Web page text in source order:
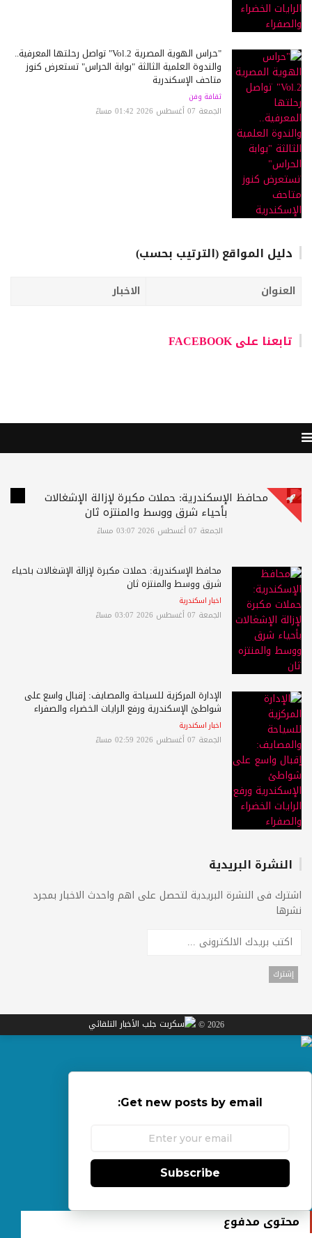
"حراس الهوية المصرية Vol.2" تواصل رحلتها المعرفية..
والندوة العلمية الثالثة "بوابة الحراس" تستعرض كنوز
متاحف الإسكندرية
ثقافة وفن
الجمعة 07 أغسطس 2026 01:42 مساءً
دليل المواقع (الترتيب بحسب)
العنوان الاخبار
تابعنا على FACEBOOK
محافظ الإسكندرية: حملات مكبرة لإزالة الإشغالات
بأحياء شرق ووسط والمنتزه ثان
الجمعة 07 أغسطس 2026 03:07 مساءً
محافظ الإسكندرية: حملات مكبرة لإزالة الإشغالات بأحياء
شرق ووسط والمنتزه ثان
اخبار اسكندرية
الجمعة 07 أغسطس 2026 03:07 مساءً
الإدارة المركزية للسياحة والمصايف: إقبال واسع على
شواطئ الإسكندرية ورفع الرايات الخضراء والصفراء
اخبار اسكندرية
الجمعة 07 أغسطس 2026 02:59 مساءً
النشرة البريدية
اشترك فى النشرة البريدية لتحصل على اهم واحدث الاخبار بمجرد
نشرها
2026 ©
Get new posts by email:
Subscribe
محتوى مدفوع